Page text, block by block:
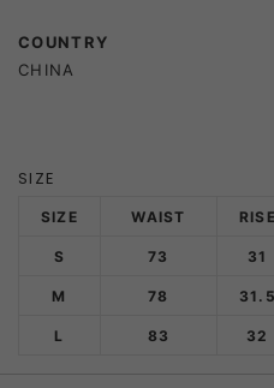
COUNTRY
CHINA
SIZE
SIZE WAIST RISE
S
73 31
M
78 31.5
L
83 32